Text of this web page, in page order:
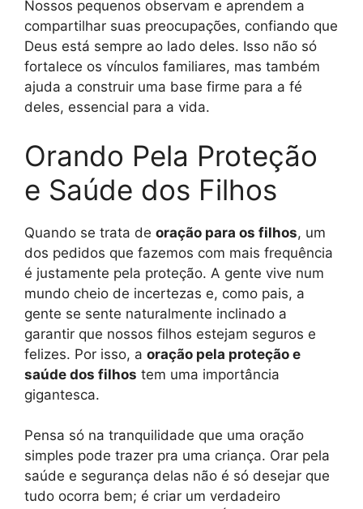
Nossos pequenos observam e aprendem a
compartilhar suas preocupações, confiando que
Deus está sempre ao lado deles. Isso não só
fortalece os vínculos familiares, mas também
ajuda a construir uma base firme para a fé
deles, essencial para a vida.
Orando Pela Proteção
e Saúde dos Filhos
Quando se trata de oração para os filhos, um
dos pedidos que fazemos com mais frequência
é justamente pela proteção. A gente vive num
mundo cheio de incertezas e, como pais, a
gente se sente naturalmente inclinado a
garantir que nossos filhos estejam seguros e
felizes. Por isso, a oração pela proteção e
saúde dos filhos tem uma importância
gigantesca.
Pensa só na tranquilidade que uma oração
simples pode trazer pra uma criança. Orar pela
saúde e segurança delas não é só desejar que
tudo ocorra bem; é criar um verdadeiro